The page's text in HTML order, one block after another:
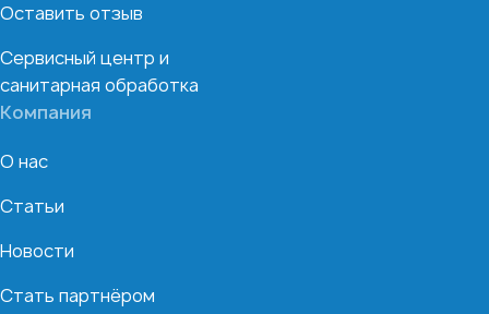
Оставить отзыв
Сервисный центр и
санитарная обработка
Компания
О нас
Статьи
Новости
Стать партнёром